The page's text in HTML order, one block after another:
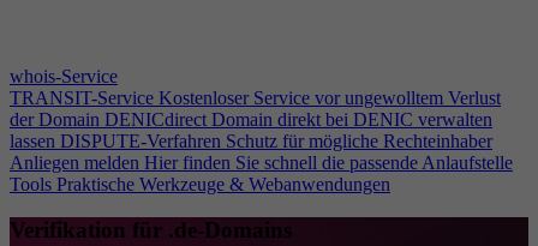
whois-Service
TRANSIT-Service Kostenloser Service vor ungewolltem Verlust
der Domain DENICdirect Domain direkt bei DENIC verwalten
lassen DISPUTE-Verfahren Schutz für mögliche Rechteinhaber
Anliegen melden Hier finden Sie schnell die passende Anlaufstelle
Tools Praktische Werkzeuge & Webanwendungen
Verifikation für .de-Domains